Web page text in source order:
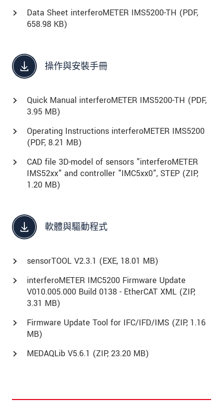
Data Sheet interferoMETER IMS5200-TH (PDF,
658.98 KB)
操作與安裝手冊
Quick Manual interferoMETER IMS5200-TH (PDF,
3.95 MB)
Operating Instructions interferoMETER IMS5200
(PDF, 8.21 MB)
CAD file 3D-model of sensors "interferoMETER
IMS52xx" and controller "IMC5xx0", STEP (ZIP,
1.20 MB)
軟體與驅動程式
sensorTOOL V2.3.1 (EXE, 18.01 MB)
interferoMETER IMC5200 Firmware Update
V010.005.000 Build 0138 - EtherCAT XML (ZIP,
3.31 MB)
Firmware Update Tool for IFC/IFD/IMS (ZIP, 1.16
MB)
MEDAQLib V5.6.1 (ZIP, 23.20 MB)